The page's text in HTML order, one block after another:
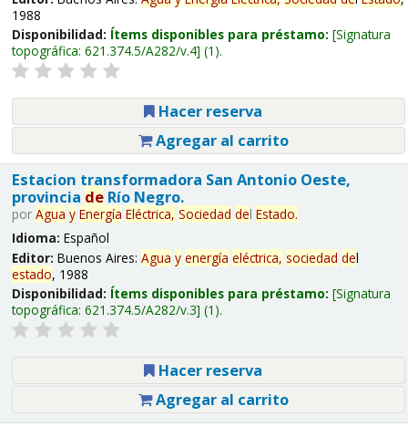
1988
Disponibilidad: Ítems disponibles para préstamo: Signatura
topográfica: 621.374.5/A282/v.4 (1).
Hacer reserva
Agregar al carrito
Estacion transformadora San Antonio Oeste,
provincia deRío Negro.
por Agua y Energía Eléctrica, Sociedad del Estado.
Idioma: Español
Editor: Buenos Aires: Agua y energía eléctrica, sociedad del
estado, 1988
Disponibilidad: Ítems disponibles para préstamo: Signatura
topográfica: 621.374.5/A282/v.3 (1).
Hacer reserva
Agregar al carrito